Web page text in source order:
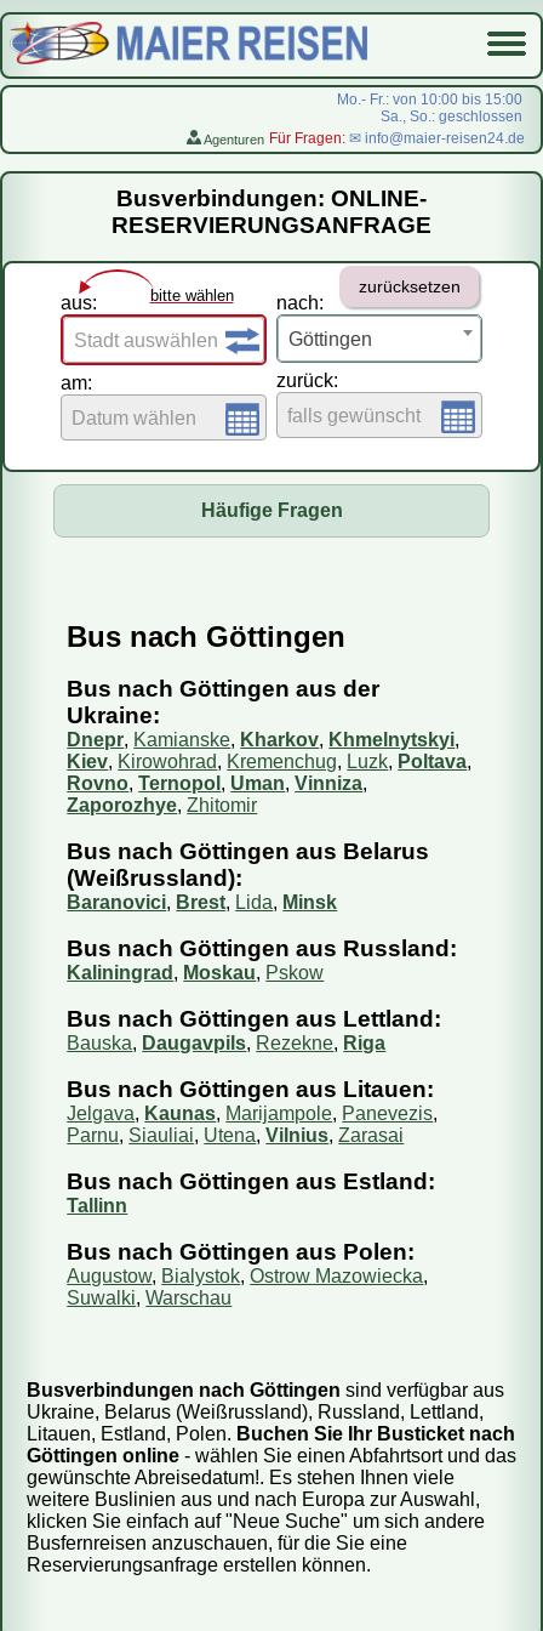
Mo.- Fr.: von 10:00 bis 15:00
Sa., So.: geschlossen
Agenturen Für Fragen: ✉ info@maier-reisen24.de
Startseite
Busverbindungen
Flugreisen
LastMinute-Pauschal
На русском
Busverbindungen: ONLINE-
RESERVIERUNGSANFRAGE
aus: bitte wählen
Stadt auswählen
am:
Datum wählen
nach:
Göttingen
zurücksetzen
zurück:
falls gewünscht
Häufige Fragen
Fahren Reisebusse oder Mini-Busse?
Wie kaufe ich ein Ticket?
Wie kann ich mein Ticket bezahlen?
Kann ich das Reisedatum ändern?
Wie storniere ich meine Reservierung?
Sind die Informationen auf Ihrer Webseite aktuell?
Wie viel Gepäck darf ich mitnehmen?
Kann ich einen bestimmten Sitzplatz reservieren?
Bus nach Göttingen
Bus nach Göttingen aus der
Ukraine:
Dnepr, Kamianske, Kharkov, Khmelnytskyi,
Kiev, Kirowohrad, Kremenchug, Luzk, Poltava,
Rovno,Ternopol , Uman,Vinniza,
Zaporozhye,Zhitomir
Bus nach Göttingen aus Belarus
(Weißrussland):
Baranovici, Brest, Lida, Minsk
Bus nach Göttingen aus Russland:
Kaliningrad , Moskau, Pskow
Bus nach Göttingen aus Lettland:
Bauska, Daugavpils, Rezekne, Riga
Bus nach Göttingen aus Litauen:
Jelgava, Kaunas, Marijampole, Panevezis,
Parnu, Siauliai, Utena,Vilnius,Zarasai
Bus nach Göttingen aus Estland:
Tallinn
Bus nach Göttingen aus Polen:
Augustow, Bialystok,Ostrow Mazowiecka,
Suwalki,Warschau
Busverbindungen nach Göttingen sind verfügbar aus
Ukraine, Belarus (Weißrussland), Russland, Lettland,
Litauen, Estland, Polen. Buchen Sie Ihr Busticket nach
Göttingen online - wählen Sie einen Abfahrtsort und das
gewünschte Abreisedatum!. Es stehen Ihnen viele
weitere Buslinien aus und nach Europa zur Auswahl,
klicken Sie einfach auf "Neue Suche" um sich andere
Busfernreisen anzuschauen, für die Sie eine
Reservierungsanfrage erstellen können.